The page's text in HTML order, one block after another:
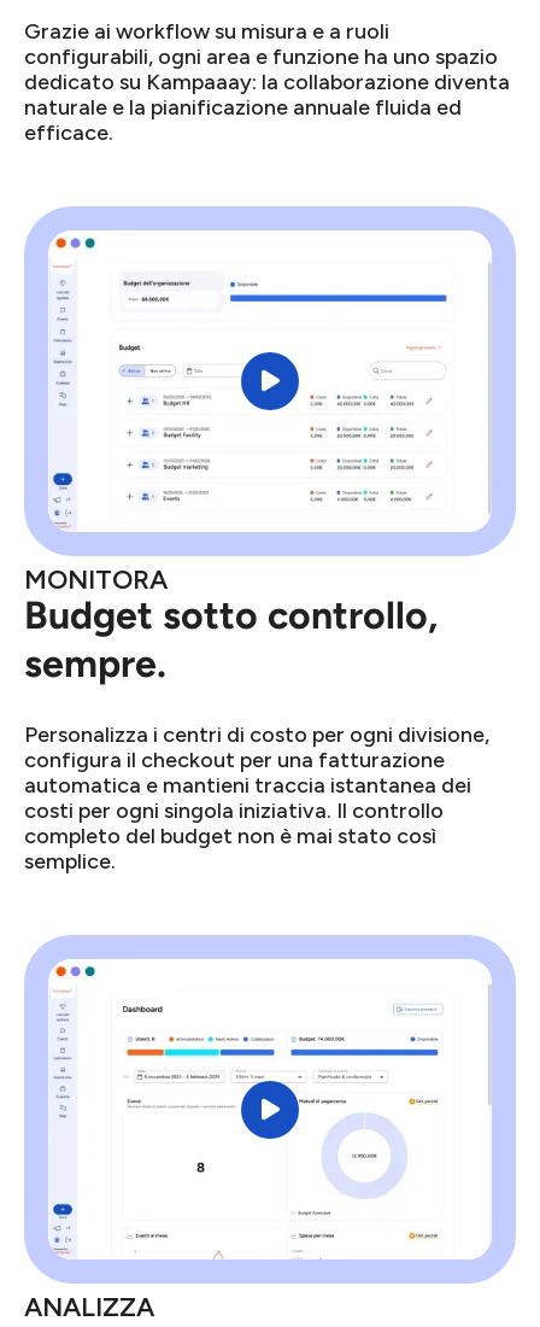
Grazie ai workflow su misura e a ruoli
configurabili, ogni area e funzione ha uno spazio
dedicato su Kampaaay: la collaborazione diventa
naturale e la pianificazione annuale fluida ed
efficace.
MONITORA
Budget sotto controllo,
sempre.
Personalizza i centri di costo per ogni divisione,
configura il checkout per una fatturazione
automatica e mantieni traccia istantanea dei
costi per ogni singola iniziativa. Il controllo
completo del budget non è mai stato così
semplice.


ANALIZZA